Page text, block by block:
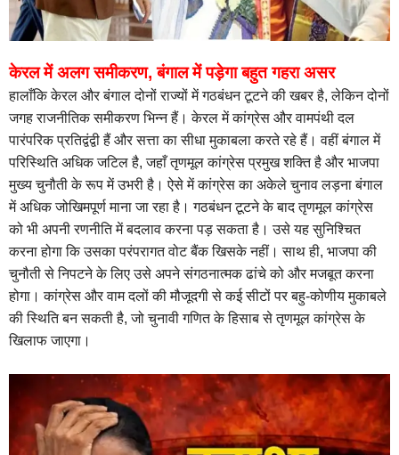
केरल में अलग समीकरण, बंगाल में पड़ेगा बहुत गहरा असर
हालाँकि केरल और बंगाल दोनों राज्यों में गठबंधन टूटने की खबर है, लेकिन दोनों
जगह राजनीतिक समीकरण भिन्न हैं। केरल में कांग्रेस और वामपंथी दल
पारंपरिक प्रतिद्वंद्वी हैं और सत्ता का सीधा मुकाबला करते रहे हैं। वहीं बंगाल में
परिस्थिति अधिक जटिल है, जहाँ तृणमूल कांग्रेस प्रमुख शक्ति है और भाजपा
मुख्य चुनौती के रूप में उभरी है। ऐसे में कांग्रेस का अकेले चुनाव लड़ना बंगाल
में अधिक जोखिमपूर्ण माना जा रहा है। गठबंधन टूटने के बाद तृणमूल कांग्रेस
को भी अपनी रणनीति में बदलाव करना पड़ सकता है। उसे यह सुनिश्चित
करना होगा कि उसका परंपरागत वोट बैंक खिसके नहीं। साथ ही, भाजपा की
चुनौती से निपटने के लिए उसे अपने संगठनात्मक ढांचे को और मजबूत करना
होगा। कांग्रेस और वाम दलों की मौजूदगी से कई सीटों पर बहु-कोणीय मुकाबले
की स्थिति बन सकती है, जो चुनावी गणित के हिसाब से तृणमूल कांग्रेस के
खिलाफ जाएगा।